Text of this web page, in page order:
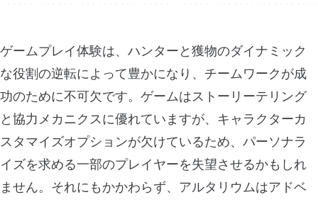
ゲームプレイ体験は、ハンターと獲物のダイナミック
な役割の逆転によって豊かになり、チームワークが成
功のために不可欠です。ゲームはストーリーテリング
と協力メカニクスに優れていますが、キャラクターカ
スタマイズオプションが欠けているため、パーソナラ
イズを求める一部のプレイヤーを失望させるかもしれ
ません。それにもかかわらず、アルタリウムはアドベ